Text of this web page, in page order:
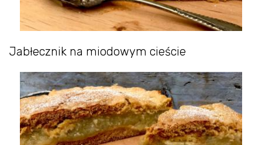
Jabłecznik na miodowym cieście